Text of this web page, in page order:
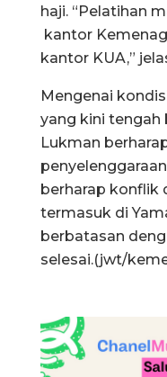
haji. “Pelatihan
kantor
kantor KUA,”
Mengenai
yang kini tengah
Lukman
berharap konflik
termasuk di
berbatasan
selesai.(jwt/